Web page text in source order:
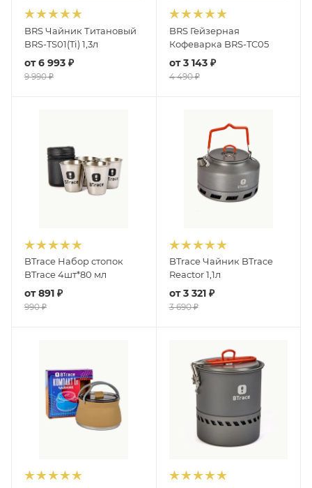
BRS Чайник Титановый
BRS-TS01(Ti) 1,3л
от6 993 ₽
9 990 ₽
BRS Гейзерная
Кофеварка BRS-TC05
от3 143 ₽
4 490 ₽
BTrace Набор стопок
BTrace 4шт*80 мл
от891 ₽
990 ₽
BTrace Чайник BTrace
Reactor 1,1л
от3 321 ₽
3 690 ₽